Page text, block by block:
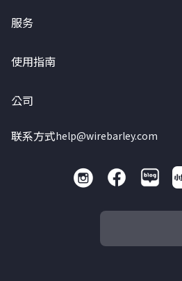
服务
使用指南
公司
联系方式help@wirebarley.com